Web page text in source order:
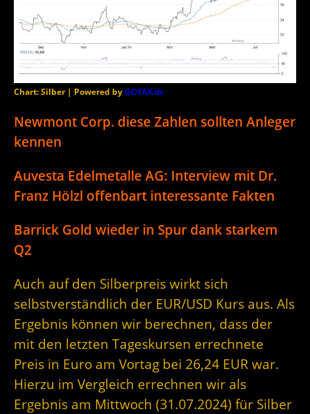
Chart: Silber | Powered byGOYAX.de
Newmont Corp. diese Zahlen sollten Anleger
kennen
Auvesta Edelmetalle AG: Interview mit Dr.
Franz Hölzl offenbart interessante Fakten
Barrick Gold wieder in Spur dank starkem
Q2
Auch auf den Silberpreis wirkt sich
selbstverständlich der EUR/USD Kurs aus. Als
Ergebnis können wir berechnen, dass der
mit den letzten Tageskursen errechnete
Preis in Euro am Vortag bei 26,24 EUR war.
Hierzu im Vergleich errechnen wir als
Ergebnis am Mittwoch (31.07.2024) für Silber